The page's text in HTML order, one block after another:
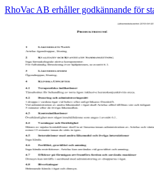
RhoVac AB erhåller godkännande för